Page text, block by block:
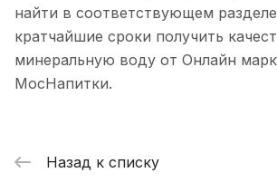
найти в соответствующем
кратчайшие сроки получить
минеральную воду от Онлайн
МосНапитки.
Назад к списку